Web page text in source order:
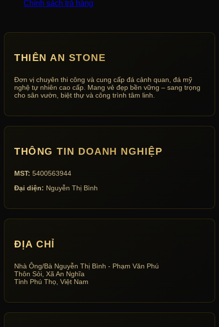
Chính sách trả hàng
THIÊN AN STONE
Đơn vị chuyên thi công và cung cấp đá cảnh quan, đá mỹ
nghệ tự nhiên cao cấp. Mang vẻ đẹp bền vững – sang trọng
cho sân vườn, biệt thự và công trình tâm linh.
THÔNG TIN DOANH NGHIỆP
MST: 5400563944
Đại diện: Nguyễn Thị Bình
ĐỊA CHỈ
Nhà Ông/Bà Nguyễn Thị Bình - Phạm Văn Phú
Thôn Sỏi, Xã An Nghĩa
Tỉnh Phú Thọ, Việt Nam